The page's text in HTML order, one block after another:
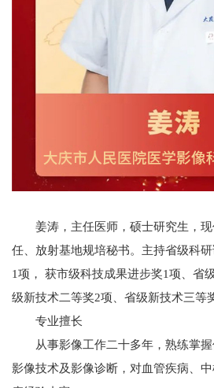
姜涛，主任医师，硕士研究生，
任、放射基地规培秘书。主持省级科
1项， 获市级科技成果进步奖1项、省
级新技术二等奖2项、省级新技术三等
专业擅长
从事影像工作二十多年，熟练掌
影像技术及影像诊断，对血管疾病、